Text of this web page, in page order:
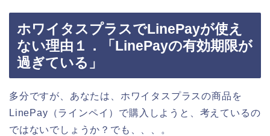
ホワイタスプラスでLinePayが使え
ない理由１．「LinePayの有効期限が
過ぎている」
多分ですが、あなたは、ホワイタスプラスの商品を
LinePay（ラインペイ）で購入しようと、考えているの
ではないでしょうか？でも、、、。